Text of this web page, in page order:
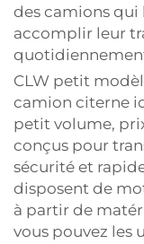
des camions
accomplir leur
CLW petit
camion citerne
petit volume,
conçus pour
sécurité et
disposent de
à partir de
vous pouvez les